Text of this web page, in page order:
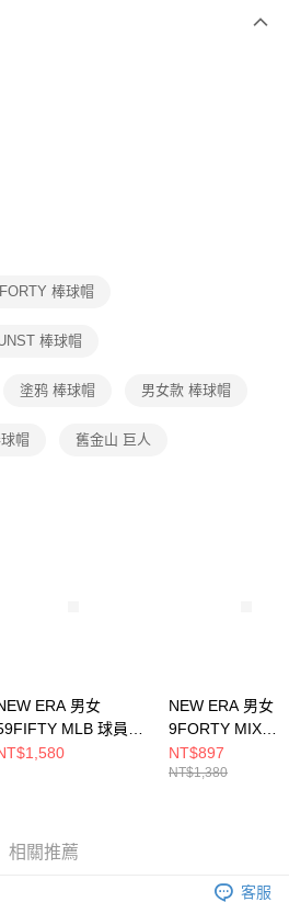
再付款。
】
享後付」後，將跳轉至「AFTEE先享後付」
費通知簡訊。
，點擊此簡訊中的連結，可透過四大超商／
付款，方視為交易完成。
享後付 」之結帳頁面顯示為準，若有關於
款等相關疑問，請聯繫「AFTEE先享後付
support/home
司提供之「AFTEE先享後付」服務完成之交
。
法定代理人或監護人之同意方可使用
，將依據個別帳號之用戶狀況，依本公司即
以上)免運費
以上)免運費
以上)免運費
棒球帽
棒球帽
塗鸦 棒球帽 男女款 棒球帽
帽 舊金山 巨人
ERA 男女
MLB 球員帽
人 黑/ 橘
NEW ERA 男女
9FORTY MIX
LEAGUE
城老鷹 深青
NT$897
NT$1,380
相關推薦
客服